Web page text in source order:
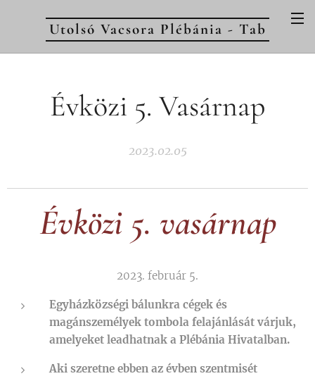
Utolsó Vacsora Plébánia - Tab
Évközi 5. Vasárnap
2023.02.05
Évközi 5. vasárnap
2023. február 5.
Egyházközségi bálunkra cégek és
magánszemélyek tombola felajánlását várjuk,
amelyeket leadhatnak a Plébánia Hivatalban.
Aki szeretne ebben az évben szentmisét